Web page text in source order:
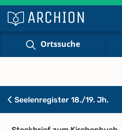
Ortssuche
Seelenregister 18./19. Jh.